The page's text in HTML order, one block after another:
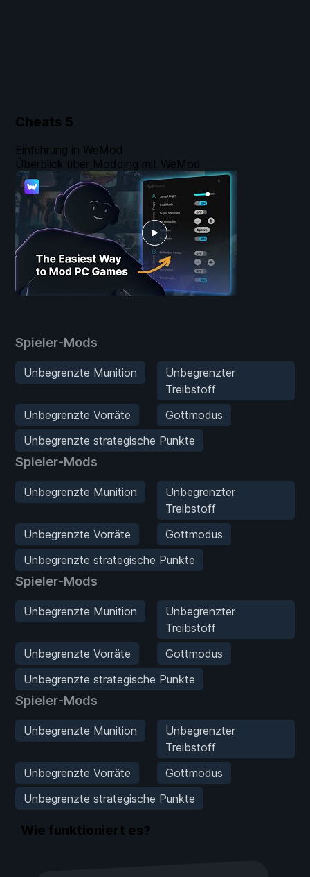
Cheats 5
Spieler-Mods
Unbegrenzte Munition
Unbegrenzter
Treibstoff
Unbegrenzte Vorräte
Gottmodus
Unbegrenzte strategische Punkte
Spieler-Mods
Unbegrenzte Munition
Unbegrenzter
Treibstoff
Unbegrenzte Vorräte
Gottmodus
Unbegrenzte strategische Punkte
Spieler-Mods
Unbegrenzte Munition
Unbegrenzter
Treibstoff
Unbegrenzte Vorräte
Gottmodus
Unbegrenzte strategische Punkte
Spieler-Mods
Unbegrenzte Munition
Unbegrenzter
Treibstoff
Unbegrenzte Vorräte
Gottmodus
Unbegrenzte strategische Punkte
Einführung in WeMod
Überblick über Modding mit WeMod
Wie funktioniert es?